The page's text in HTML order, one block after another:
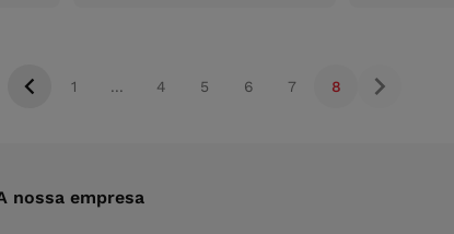
1 ... 4 5 6 7 8
nossa empresa